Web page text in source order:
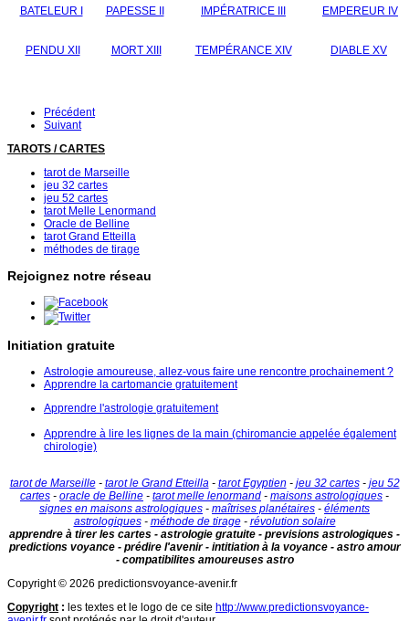
BATELEUR I PAPESSE II IMPÉRATRICE III EMPEREUR IV
PENDU XII MORT XIII TEMPÉRANCE XIV DIABLE XV
Précédent
Suivant
TAROTS / CARTES
tarot de Marseille
jeu 32 cartes
jeu 52 cartes
tarot Melle Lenormand
Oracle de Belline
tarot Grand Etteilla
méthodes de tirage
Rejoignez notre réseau
Initiation gratuite
Astrologie amoureuse, allez-vous faire une rencontre prochainement ?
Apprendre la cartomancie gratuitement
Apprendre l'astrologie gratuitement
Apprendre à lire les lignes de la main (chiromancie appelée également
chirologie)
tarot de Marseille- tarot le Grand Etteilla- tarot Egyptien - jeu 32 cartes- jeu 52
cartes - oracle de Belline - tarot melle lenormand - maisons astrologiques -
signes en maisons astrologiques - maîtrises planétaires - éléments
astrologiques- méthode de tirage- révolution solaire
apprendre à tirer les cartes - astrologie gratuite - previsions astrologiques -
predictions voyance - prédire l'avenir - intitiation à la voyance - astro amour
- compatibilites amoureuses astro
Copyright © 2026 predictionsvoyance-avenir.fr
Copyright : les textes et le logo de ce site http://www.predictionsvoyance-